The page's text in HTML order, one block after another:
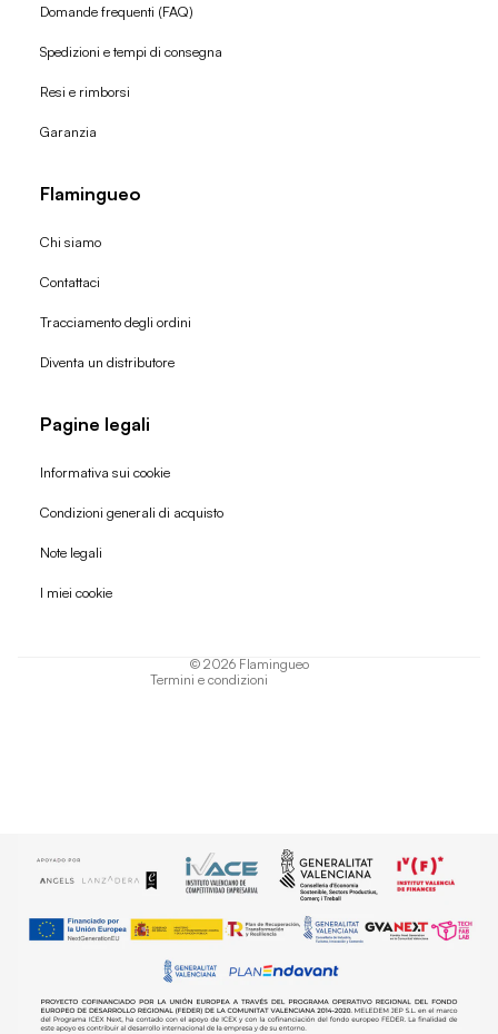
Domande frequenti (FAQ)
Spedizioni e tempi di consegna
Resi e rimborsi
Garanzia
Flamingueo
Chi siamo
Contattaci
Tracciamento degli ordini
Diventa un distributore
Pagine legali
Informativa sui cookie
Condizioni generali di acquisto
Note legali
I miei cookie
© 2026 Flamingueo
Termini e condizioni
Politica di rimborso